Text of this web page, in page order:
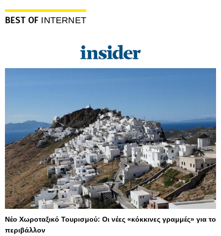
BEST OF INTERNET
Νέο Χωροταξικό Τουρισμού: Οι νέες «κόκκινες γραμμές» για το
περιβάλλον